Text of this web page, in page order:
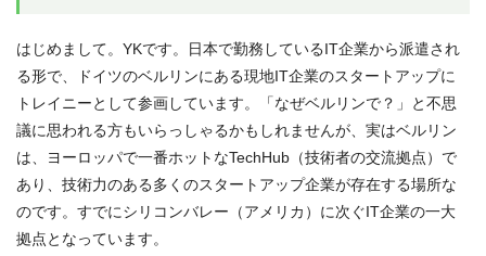
はじめまして。YKです。日本で勤務しているIT企業から派遣され
る形で、ドイツのベルリンにある現地IT企業のスタートアップに
トレイニーとして参画しています。「なぜベルリンで？」と不思
議に思われる方もいらっしゃるかもしれませんが、実はベルリン
は、ヨーロッパで一番ホットなTechHub（技術者の交流拠点）で
あり、技術力のある多くのスタートアップ企業が存在する場所な
のです。すでにシリコンバレー（アメリカ）に次ぐIT企業の一大
拠点となっています。